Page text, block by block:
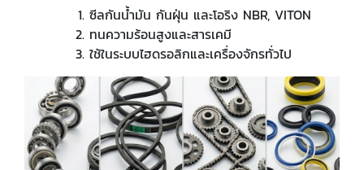
ซีลกันน้ำมัน กันฝุ่น และโอริง NBR, VITON
ทนความร้อนสูงและสารเคมี
ใช้ในระบบไฮดรอลิกและเครื่องจักรทั่วไป